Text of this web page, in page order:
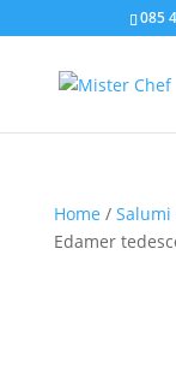
085
Home / Salumi
Edamer